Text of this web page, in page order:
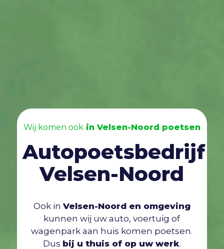
Wij komen ookin Velsen-Noord poetsen
Autopoetsbedrijf
Velsen-Noord
Ook in Velsen-Noord en omgeving
kunnen wij uw auto, voertuig of
wagenpark aan huis komen poetsen.
Dus bij u thuis of op uw werk.